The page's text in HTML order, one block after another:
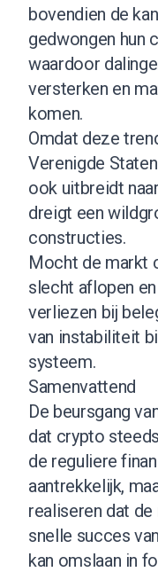
bovendien de
gedwongen hun
waardoor
versterken en
komen.
Omdat deze
Verenigde
ook uitbreidt
dreigt een
constructies.
Mocht de markt
slecht aflopen
verliezen bij
van instabiliteit
systeem.
Samenvattend
De beursgang
dat crypto
de reguliere
aantrekkelijk,
realiseren dat
snelle succes
kan omslaan in